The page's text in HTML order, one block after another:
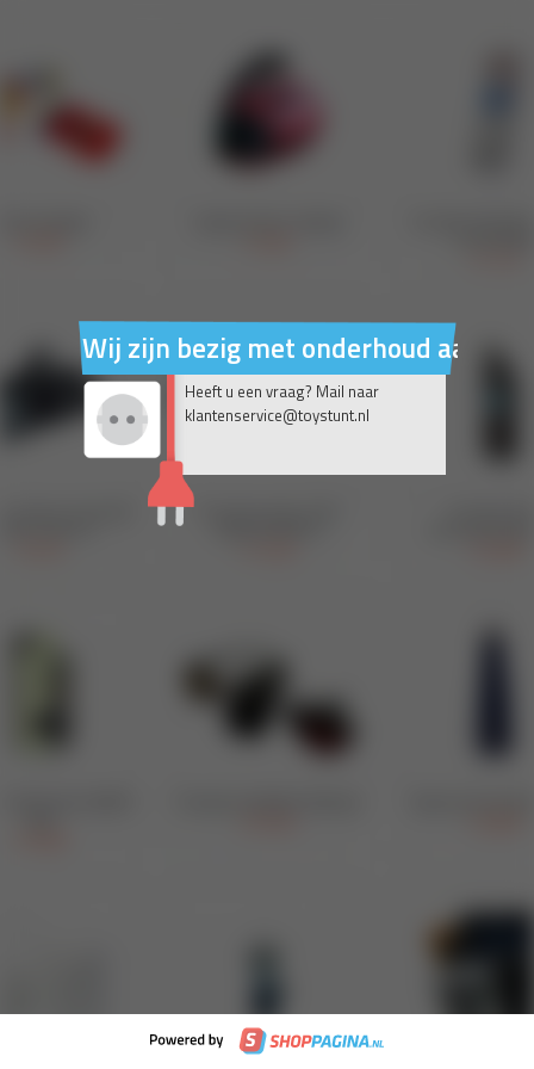
Wij zijn bezig met onderhoud aan
Heeft u een vraag? Mail naar
klantenservice@toystunt.nl